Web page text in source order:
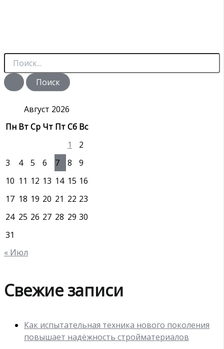
П
и
с
Август 2026
Пн ВтСр Чт ПтСб Вс
1
2
3
4 5 6 7 8
9
10 11 12 13 14 15 16
17 18 19 20 21 22 23
24 25 26 27 28 29 30
31
« Июл
Свежие записи
Как испытательная техника нового поколения
повышает надёжность стройматериалов